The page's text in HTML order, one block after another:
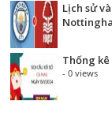
Lịch sử
Thống kê
- 0 views